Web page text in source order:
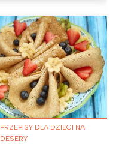
PRZEPISY DLA DZIECI NA
DESERY